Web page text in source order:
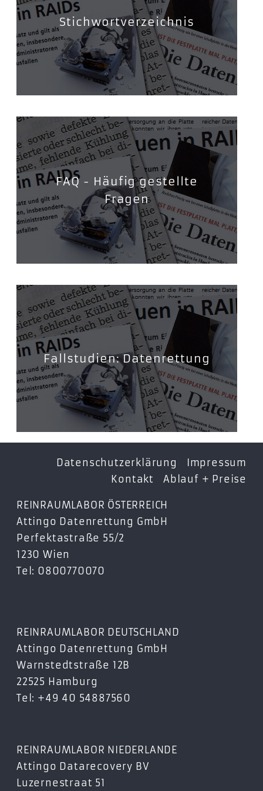
Stichwortverzeichnis
FAQ - Häufig gestellte
Fragen
Fallstudien: Datenrettung
Datenschutzerklärung
Impressum
Kontakt
Ablauf + Preise
REINRAUMLABOR ÖSTERREICH
Attingo Datenrettung GmbH
Perfektastraße 55/2
1230 Wien
Tel: 0800770070
REINRAUMLABOR DEUTSCHLAND
Attingo Datenrettung GmbH
Warnstedtstraße 12B
22525 Hamburg
Tel: +49 40 54887560
REINRAUMLABOR NIEDERLANDE
Attingo Datarecovery BV
Luzernestraat 51